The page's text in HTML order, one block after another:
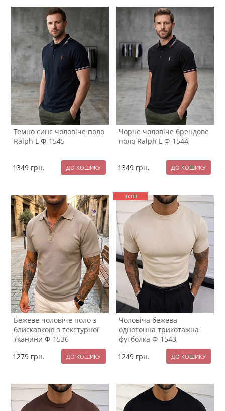
Темно синє чоловіче поло
Ralph L Ф-1545
1349 грн.
Чорне чоловіче брендове
поло Ralph L Ф-1544
1349 грн.
Бежеве чоловіче поло з
блискавкою з текстурної
тканини Ф-1536
1279 грн.
Чоловіча бежева
однотонна трикотажна
футболка Ф-1543
1249 грн.